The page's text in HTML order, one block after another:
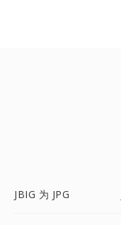
JBIG 为 JPG